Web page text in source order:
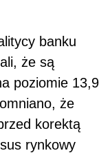
banku
że są
poziomie 13,9
że
korektą
rynkowy